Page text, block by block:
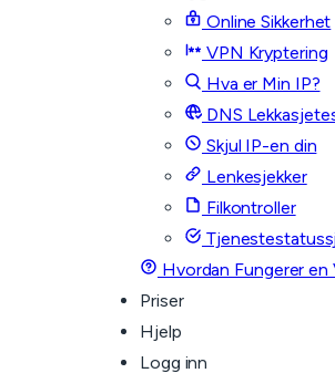
Online Sikkerhet
VPN Kryptering
Hva er Min IP?
DNS
Skjul IP-en din
Lenkesjekker
Filkontroller
Hvordan Fungerer en
Priser
Hjelp
Logg inn